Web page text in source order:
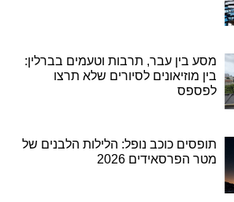
מסע בין עבר, תרבות וטעמים בברלין:
בין מוזיאונים לסיורים שלא תרצו
לפספס
תופסים כוכב נופל: הלילות הלבנים של
מטר הפרסאידים 2026